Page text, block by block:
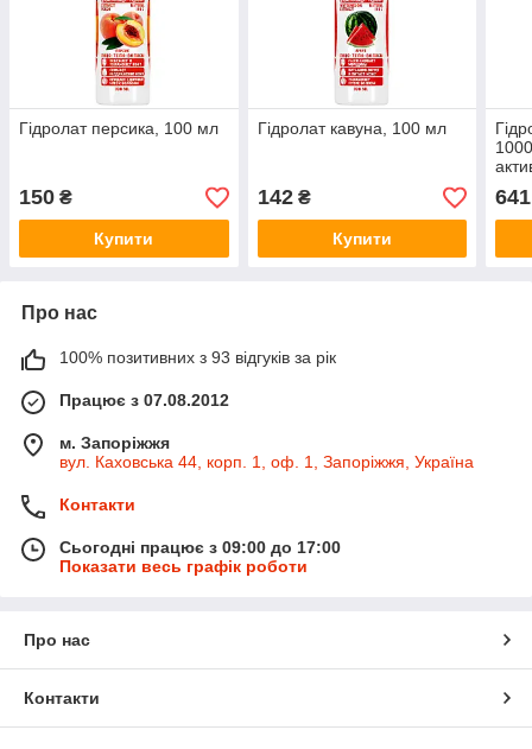
Гідролат персика, 100 мл
150 ₴
Купити
Гідролат кавуна, 100 мл
142₴
Купити
641
Про нас
100% позитивних з 93 відгуків за рік
Працює з 07.08.2012
м. Запоріжжя
вул. Каховська 44, корп. 1, оф. 1, Запоріжжя, Україна
Контакти
Сьогодні працює з 09:00 до 17:00
Показати весь графік роботи
Про нас
Контакти